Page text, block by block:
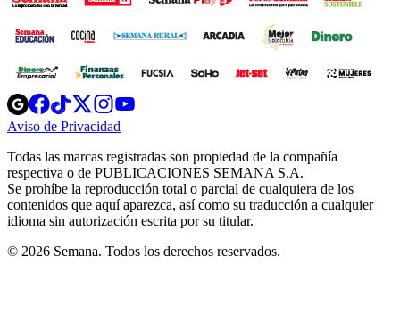
Opens
in
new
Opens
in
new
Opens
in
new
window
Opens
new
windowwindow
Aviso de Privacidad
new
window
Todas las marcas registradas son propiedad de la compañía
respectiva o de PUBLICACIONES SEMANA S.A.
Se prohíbe la reproducción total o parcial de cualquiera de los
contenidos que aquí aparezca, así como su traducción a cualquier
idioma sin autorización escrita por su titular.
© 2026 Semana. Todos los derechos reservados.